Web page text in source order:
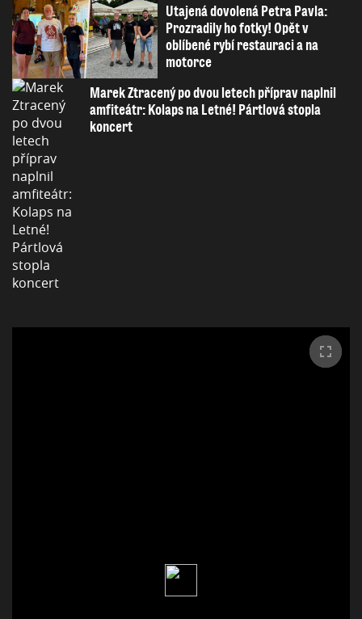
Utajená dovolená Petra Pavla:
Prozradily ho fotky! Opět v
oblíbené rybí restauraci a na
motorce
Marek Ztracený po dvou letech příprav naplnil
amfiteátr: Kolaps na Letné! Pártlová stopla
koncert